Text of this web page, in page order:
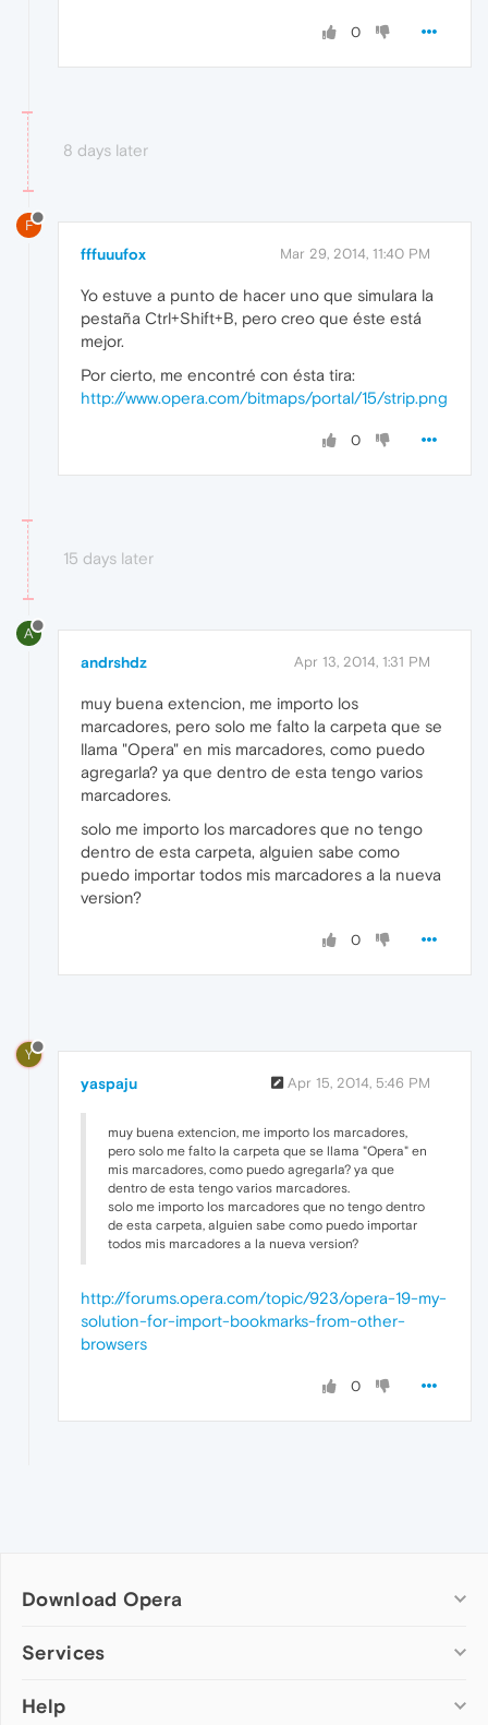
0
8 days later
F
fffuuufox Mar 29, 2014, 11:40 PM
Yo estuve a punto de hacer uno que simulara la
pestaña Ctrl+Shift+B, pero creo que éste está
mejor.
Por cierto, me encontré con ésta tira:
http://www.opera.com/bitmaps/portal/15/strip.png
0
15 days later
A
andrshdz Apr 13, 2014, 1:31 PM
muy buena extencion, me importo los
marcadores, pero solo me falto la carpeta que se
llama "Opera" en mis marcadores, como puedo
agregarla? ya que dentro de esta tengo varios
marcadores.
solo me importo los marcadores que no tengo
dentro de esta carpeta, alguien sabe como
puedo importar todos mis marcadores a la nueva
version?
0
Y
yaspaju Apr 15, 2014, 5:46 PM
muy buena extencion, me importo los marcadores,
pero solo me falto la carpeta que se llama "Opera" en
mis marcadores, como puedo agregarla? ya que
dentro de esta tengo varios marcadores.
solo me importo los marcadores que no tengo dentro
de esta carpeta, alguien sabe como puedo importar
todos mis marcadores a la nueva version?
http://forums.opera.com/topic/923/opera-19-my-
solution-for-import-bookmarks-from-other-
browsers
0
Download Opera
Computer browsers
Opera for Mac
Services
Add-ons
Help